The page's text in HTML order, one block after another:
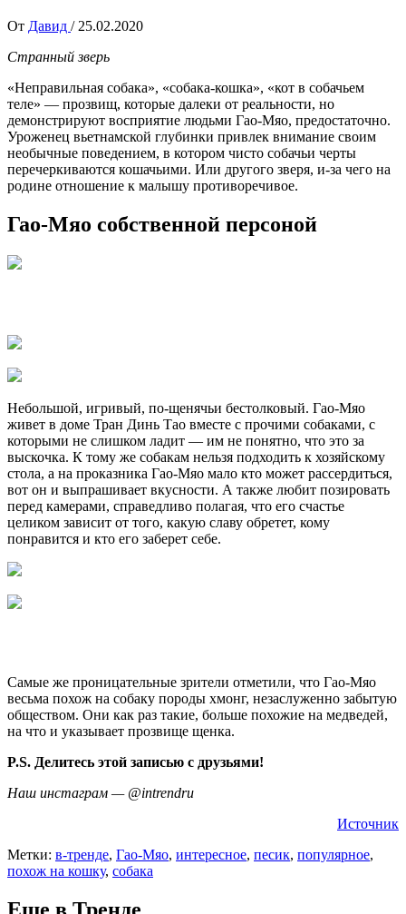
От Давид / 25.02.2020
Странный зверь
«Неправильная собака», «собака-кошка», «кот в собачьем
теле» — прозвищ, которые далеки от реальности, но
демонстрируют восприятие людьми Гао-Мяо, предостаточно.
Уроженец вьетнамской глубинки привлек внимание своим
необычные поведением, в котором чисто собачьи черты
перечеркиваются кошачьими. Или другого зверя, и-за чего на
родине отношение к малышу противоречивое.
Гао-Мяо собственной персоной
Небольшой, игривый, по-щенячьи бестолковый. Гао-Мяо
живет в доме Тран Динь Тао вместе с прочими собаками, с
которыми не слишком ладит — им не понятно, что это за
выскочка. К тому же собакам нельзя подходить к хозяйскому
стола, а на проказника Гао-Мяо мало кто может рассердиться,
вот он и выпрашивает вкусности. А также любит позировать
перед камерами, справедливо полагая, что его счастье
целиком зависит от того, какую славу обретет, кому
понравится и кто его заберет себе.
Самые же проницательные зрители отметили, что Гао-Мяо
весьма похож на собаку породы хмонг, незаслуженно забытую
обществом. Они как раз такие, больше похожие на медведей,
на что и указывает прозвище щенка.
P.S. Делитесь этой записью с друзьями!
Наш инстаграм — @intrendru
Источник
Метки: в-тренде, Гао-Мяо, интересное, песик, популярное,
похож на кошку, собака
Еще в Тренде